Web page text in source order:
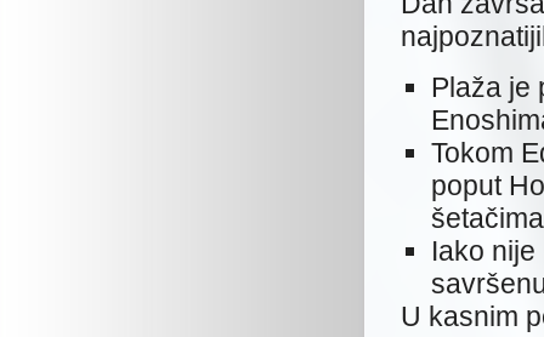
Plaža je
Tokom
poput
Iako
U kasnim